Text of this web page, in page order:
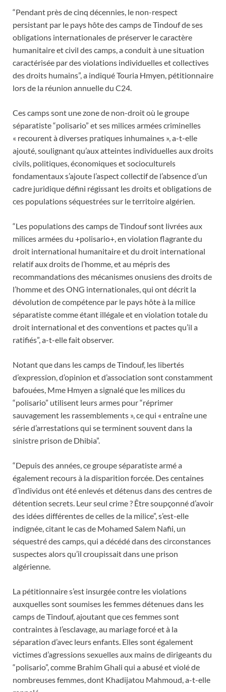
“Pendant près de cinq décennies, le non-respect
persistant par le pays hôte des camps de Tindouf de ses
obligations internationales de préserver le caractère
humanitaire et civil des camps, a conduit à une situation
caractérisée par des violations individuelles et collectives
des droits humains”, a indiqué Touria Hmyen, pétitionnaire
lors de la réunion annuelle du C24.
Ces camps sont une zone de non-droit où le groupe
séparatiste “polisario” et ses milices armées criminelles
« recourent à diverses pratiques inhumaines », a-t-elle
ajouté, soulignant qu’aux atteintes individuelles aux droits
civils, politiques, économiques et socioculturels
fondamentaux s’ajoute l’aspect collectif de l’absence d’un
cadre juridique défini régissant les droits et obligations de
ces populations séquestrées sur le territoire algérien.
“Les populations des camps de Tindouf sont livrées aux
milices armées du +polisario+, en violation flagrante du
droit international humanitaire et du droit international
relatif aux droits de l’homme, et au mépris des
recommandations des mécanismes onusiens des droits de
l’homme et des ONG internationales, qui ont décrit la
dévolution de compétence par le pays hôte à la milice
séparatiste comme étant illégale et en violation totale du
droit international et des conventions et pactes qu’il a
ratifiés”, a-t-elle fait observer.
Notant que dans les camps de Tindouf, les libertés
d’expression, d’opinion et d’association sont constamment
bafouées, Mme Hmyen a signalé que les milices du
“polisario” utilisent leurs armes pour “réprimer
sauvagement les rassemblements », ce qui « entraîne une
série d’arrestations qui se terminent souvent dans la
sinistre prison de Dhibia”.
“Depuis des années, ce groupe séparatiste armé a
également recours à la disparition forcée. Des centaines
d’individus ont été enlevés et détenus dans des centres de
détention secrets. Leur seul crime ? Être soupçonné d’avoir
des idées différentes de celles de la milice”, s’est-elle
indignée, citant le cas de Mohamed Salem Nafii, un
séquestré des camps, qui a décédé dans des circonstances
suspectes alors qu’il croupissait dans une prison
algérienne.
La pétitionnaire s’est insurgée contre les violations
auxquelles sont soumises les femmes détenues dans les
camps de Tindouf, ajoutant que ces femmes sont
contraintes à l’esclavage, au mariage forcé et à la
séparation d’avec leurs enfants. Elles sont également
victimes d’agressions sexuelles aux mains de dirigeants du
“polisario”, comme Brahim Ghali qui a abusé et violé de
nombreuses femmes, dont Khadijatou Mahmoud, a-t-elle